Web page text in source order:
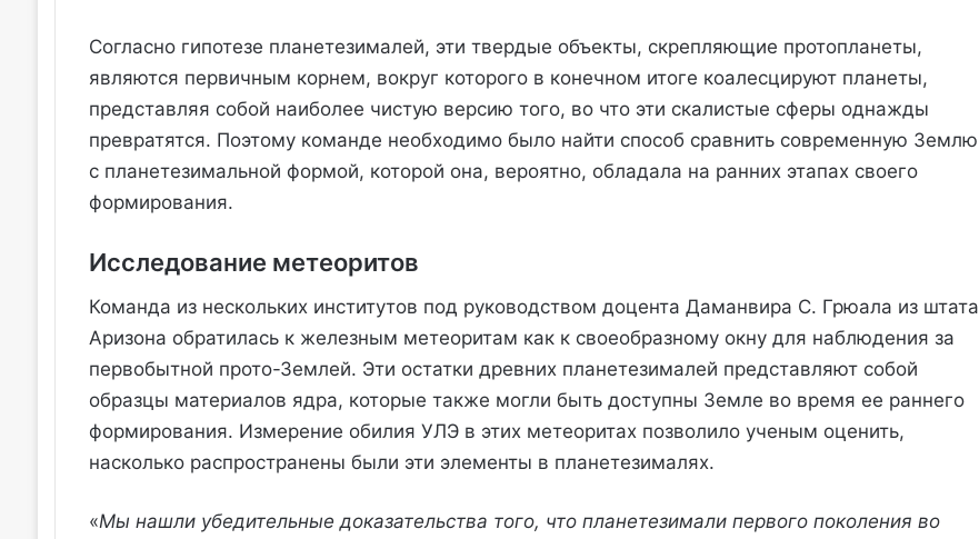
Согласно гипотезе планетезималей, эти твердые объекты, скрепляющие протопланеты,
являются первичным корнем, вокруг которого в конечном итоге коалесцируют планеты,
представляя собой наиболее чистую версию того, во что эти скалистые сферы однажды
превратятся. Поэтому команде необходимо было найти способ сравнить современную Землю
с планетезимальной формой, которой она, вероятно, обладала на ранних этапах своего
формирования.
Исследование метеоритов
Команда из нескольких институтов под руководством доцента Даманвира С. Грюала из штата
Аризона обратилась к железным метеоритам как к своеобразному окну для наблюдения за
первобытной прото-Землей. Эти остатки древних планетезималей представляют собой
образцы материалов ядра, которые также могли быть доступны Земле во время ее раннего
формирования. Измерение обилия УЛЭ в этих метеоритах позволило ученым оценить,
насколько распространены были эти элементы в планетезималях.
«Мы нашли убедительные доказательства того, что планетезимали первого поколения во